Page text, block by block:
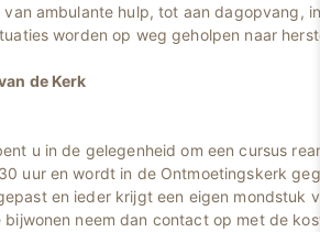
van ambulante hulp, tot aan dagopvang,
worden op weg geholpen naar
de Kerk
u in de gelegenheid om een cursus
uur en wordt in de Ontmoetingskerk
en ieder krijgt een eigen mondstuk
neem dan contact op met de